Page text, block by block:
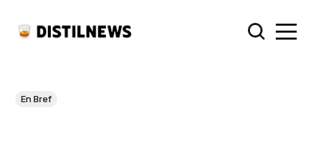
En Bref